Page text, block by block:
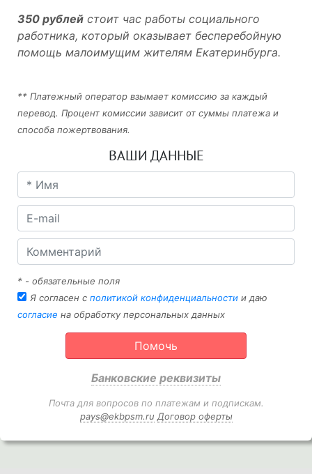
350 рублей стоит час работы социального
работника, который оказывает бесперебойную
помощь малоимущим жителям Екатеринбурга.
** Платежный оператор взымает комиссию за каждый
перевод. Процент комиссии зависит от суммы платежа и
способа пожертвования.
ВАШИ ДАННЫЕ
* - обязательные поля
Я согласен с политикой конфиденциальности и даю
согласие на обработку персональных данных
Помочь
Банковские реквизиты
Почта для вопросов по платежам и подпискам.
pays@ekbpsm.ru Договор оферты